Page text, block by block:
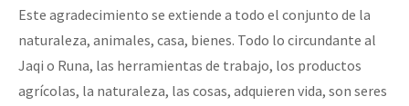
Este agradecimiento se extiende a todo el conjunto de la
naturaleza, animales, casa, bienes. Todo lo circundante al
Jaqi o Runa, las herramientas de trabajo, los productos
agrícolas, la naturaleza, las cosas, adquieren vida, son seres